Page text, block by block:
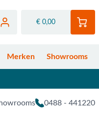
€ 0,00
Merken Showrooms
0488 - 441220